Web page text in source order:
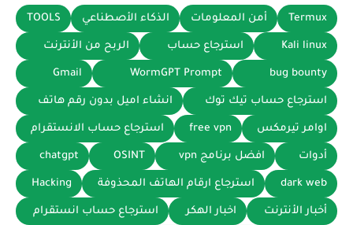
Termux أمن المعلومات الذكاء الأصطناعي TOOLS
Kali linux استرجاع حساب الربح من الأنترنت
bug bounty
WormGPT Prompt
Gmail
استرجاع حساب تيك توك انشاء اميل بدون رقم هاتف
اوامر تيرمكس free vpn استرجاع حساب الانستقرام
أدوات افضل برنامج vpn OSINT
chatgpt
dark web استرجاع ارقام الهاتف المحذوفة Hacking
أخبار الأنترنت اخبار الهكر استرجاع حساب انستقرام